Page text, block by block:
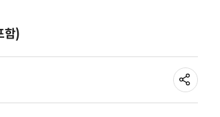
함)